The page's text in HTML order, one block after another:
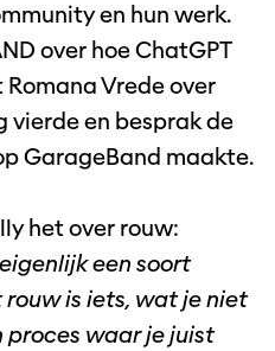
en hun werk.
over hoe ChatGPT
Vrede over
vierde en besprak de
GarageBand maakte.
het over rouw:
een soort
is iets, wat je niet
proces waar je juist